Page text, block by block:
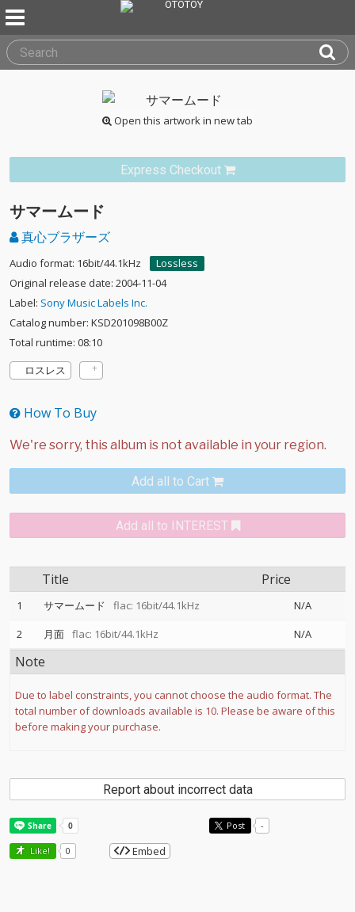
Open this artwork in new tab
Express Checkout
サマームード
真心ブラザーズ
Audio format: 16bit/44.1kHz
Lossless
Original release date: 2004-11-04
Label: Sony Music Labels Inc.
Catalog number: KSD201098B00Z
Total runtime: 08:10
ロスレス
How To Buy
Add all to Cart
Add all to INTEREST
Title Price
1 サマームード flac: 16bit/44.1kHz
N/A
2
月面 flac: 16bit/44.1kHz N/A
Note
Due to label constraints, you cannot choose the audio format. The
total number of downloads available is 10. Please be aware of this
before making your purchase.
Report about incorrect data
Post -
Like! 0 Embed